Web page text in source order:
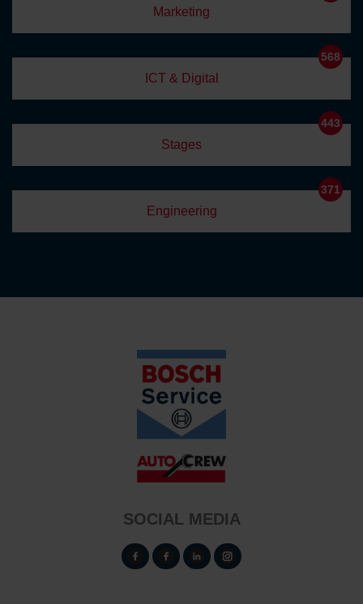
Marketing
ICT & Digital
568
Stages
443
Engineering
371
SOCIAL MEDIA